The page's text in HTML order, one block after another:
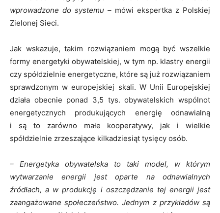
wprowadzone do systemu – mówi ekspertka z Polskiej
Zielonej Sieci.
Jak wskazuje, takim rozwiązaniem mogą być wszelkie
formy energetyki obywatelskiej, w tym np. klastry energii
czy spółdzielnie energetyczne, które są już rozwiązaniem
sprawdzonym w europejskiej skali. W Unii Europejskiej
działa obecnie ponad 3,5 tys. obywatelskich wspólnot
energetycznych produkujących energię odnawialną
i są to zarówno małe kooperatywy, jak i wielkie
spółdzielnie zrzeszające kilkadziesiąt tysięcy osób.
– Energetyka obywatelska to taki model, w którym
wytwarzanie energii jest oparte na odnawialnych
źródłach, a w produkcję i oszczędzanie tej energii jest
zaangażowane społeczeństwo. Jednym z przykładów są